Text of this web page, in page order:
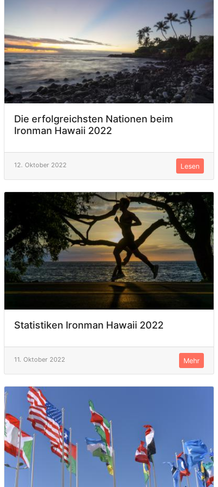
Die erfolgreichsten Nationen beim
Ironman Hawaii 2022
12. Oktober 2022 Lesen
Statistiken Ironman Hawaii 2022
11. Oktober 2022 Mehr